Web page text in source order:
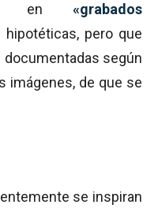
en «grabados
hipotéticas, pero que
según
imágenes, de que se
se inspiran